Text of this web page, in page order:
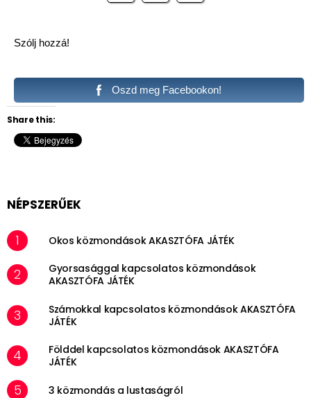
Szólj hozzá!
Oszd meg Facebookon!
Share this:
NÉPSZERŰEK
Okos közmondások AKASZTÓFA JÁTÉK
Gyorsasággal kapcsolatos közmondások
AKASZTÓFA JÁTÉK
Számokkal kapcsolatos közmondások AKASZTÓFA
JÁTÉK
Földdel kapcsolatos közmondások AKASZTÓFA
JÁTÉK
3 közmondás a lustaságról